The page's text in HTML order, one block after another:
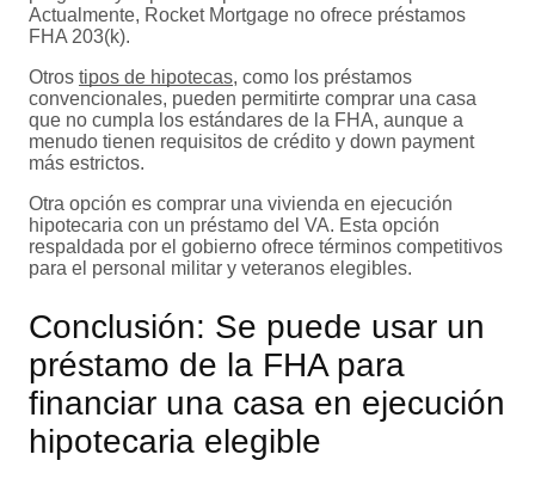
Actualmente, Rocket Mortgage no ofrece préstamos
FHA 203(k).
Otros tipos de hipotecas, como los préstamos
convencionales, pueden permitirte comprar una casa
que no cumpla los estándares de la FHA, aunque a
menudo tienen requisitos de crédito y down payment
más estrictos.
Otra opción es comprar una vivienda en ejecución
hipotecaria con un préstamo del VA. Esta opción
respaldada por el gobierno ofrece términos competitivos
para el personal militar y veteranos elegibles.
Conclusión: Se puede usar un
préstamo de la FHA para
financiar una casa en ejecución
hipotecaria elegible